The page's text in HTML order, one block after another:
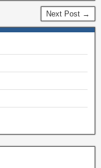
Next Post →